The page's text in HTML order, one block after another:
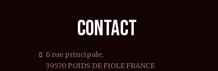
CONTACT
6 rue principale,
39570 POIDS DE FIOLE FRANCE